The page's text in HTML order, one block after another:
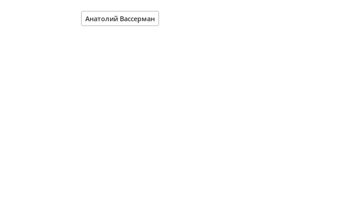
Анатолий Вассерман